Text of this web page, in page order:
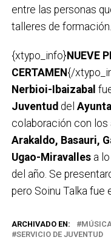
entre las personas
talleres de formación.
{xtypo_info} NUEVE
CERTAMEN{/
Nerbioi-Ibaizabal
Juventud del
colaboración con
Arakaldo, Basauri,
Ugao-Miravallesa lo
del año. Se
pero Soinu Talka fue
ARCHIVADO EN:
SERVICIO DE JUVENTUD